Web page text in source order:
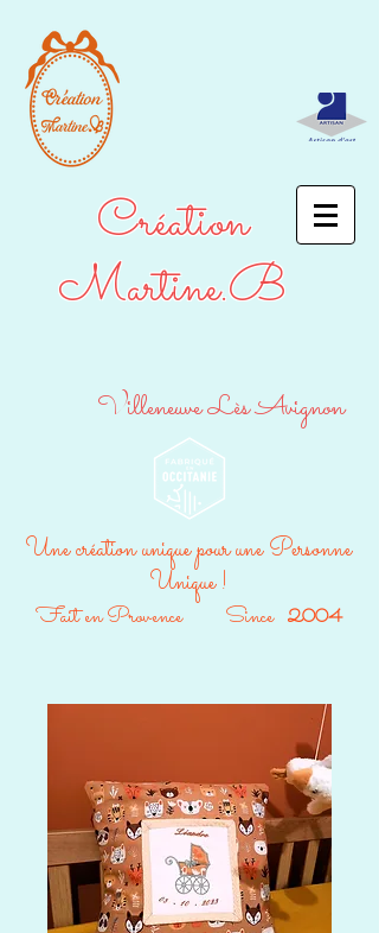
Création
Martine.B
Villeneuve Lès Avignon
Une création unique pour une Personne
Unique !
Fait en Provence Since 2004